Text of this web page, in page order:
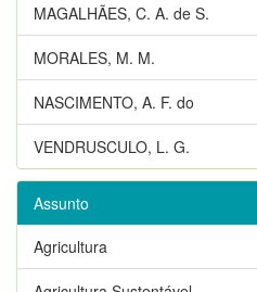
MAGALHÃES, C. A. de S.
MORALES, M. M.
NASCIMENTO, A. F. do
VENDRUSCULO, L. G.
Assunto
Agricultura